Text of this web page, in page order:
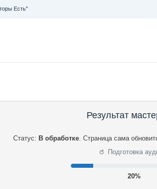
Есть"
Результат
Статус: В обработке. Страница сама
⟳ Подготовка
21%